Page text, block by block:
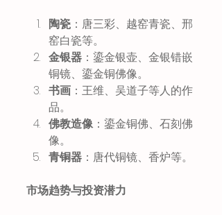
陶瓷 ：唐三彩、越窑青瓷、邢
窑白瓷等。
金银器 ：鎏金银壶、金银错嵌
铜镜、鎏金铜佛像。
书画 ：王维、吴道子等人的作
品。
佛教造像 ：鎏金铜佛、石刻佛
像。
青铜器 ：唐代铜镜、香炉等。
市场趋势与投资潜力